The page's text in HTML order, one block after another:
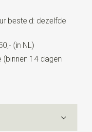
besteld: dezelfde
(in NL)
(binnen 14 dagen